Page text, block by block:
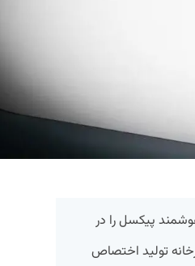
پیکسل را در
تولید اختصاص